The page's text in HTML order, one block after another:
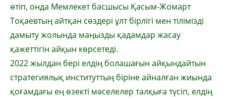
өтіп, онда Мемлекет басшысы Қасым-Жомарт
Тоқаевтың айтқан сөздері ұлт бірлігі мен тілімізді
дамыту жолында маңызды қадамдар жасау
қажеттігін айқын көрсетеді.
2022 жылдан бері елдің болашағын айқындайтын
стратегиялық институттың біріне айналған жиында
қоғамдағы ең өзекті мәселелер талқыға түсіп, елдің